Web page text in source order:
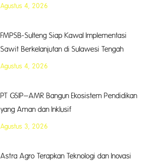
Agustus 4, 2026
FMPSB-Sulteng Siap Kawal Implementasi
Sawit Berkelanjutan di Sulawesi Tengah
Agustus 4, 2026
PT GSIP–AMR Bangun Ekosistem Pendidikan
yang Aman dan Inklusif
Agustus 3, 2026
Astra Agro Terapkan Teknologi dan Inovasi